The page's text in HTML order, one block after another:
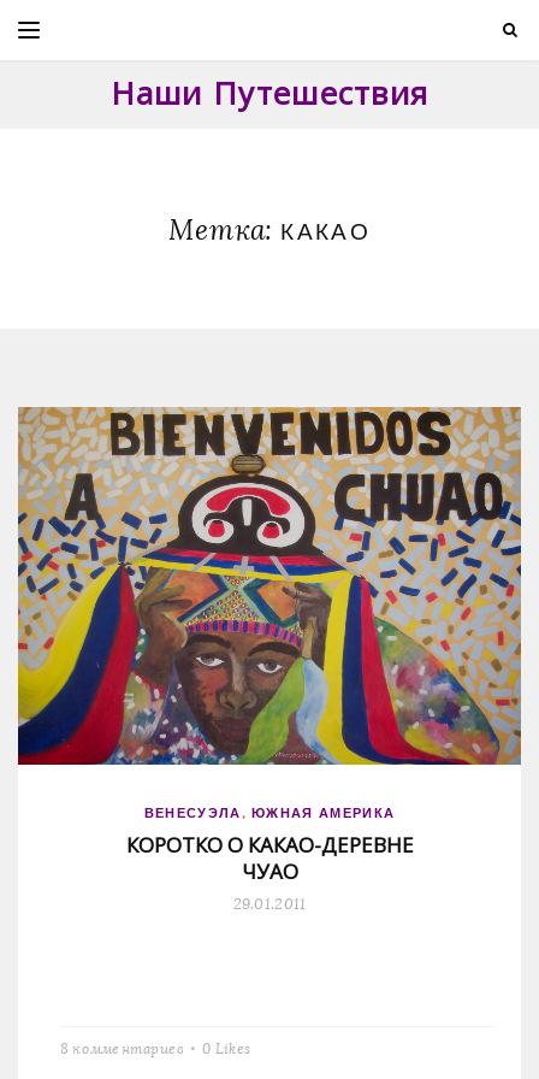
content
Наши Путешествия
Метка: КАКАО
ВЕНЕСУЭЛА,ЮЖНАЯ АМЕРИКА
КОРОТКО О КАКАО-ДЕРЕВНЕ
ЧУАО
29.01.2011
8 комментариев 0 Likes